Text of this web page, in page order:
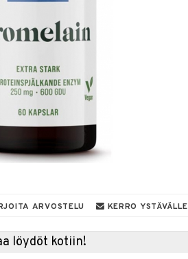
ARVOSTELU KERRO YSTÄVÄLLE
löydöt kotiin!